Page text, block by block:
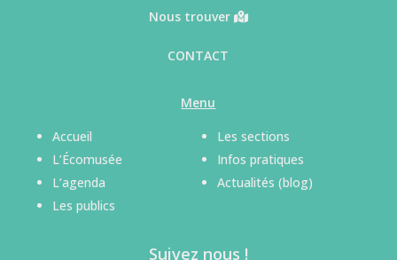
Nous trouver
CONTACT
Menu
Accueil
L’Écomusée
L’agenda
Les publics
Les sections
Infos pratiques
Actualités (blog)
Suivez nous !